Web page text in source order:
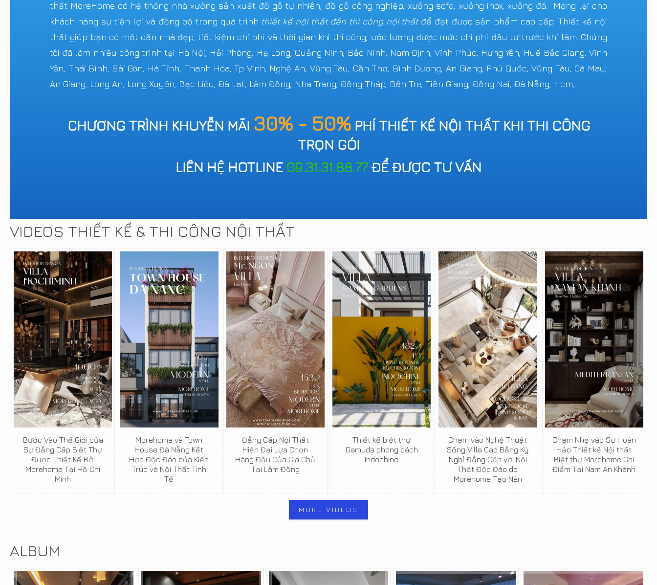
thất MoreHome có hệ thống nhà xưởng sản xuất đồ gỗ tự nhiên, đồ gỗ công nghiệp, xưởng sofa, xưởng inox, xưởng đá. Mang lại cho
khách hàng sự tiện lợi và đồng bộ trong quá trình thiết kế nội thất đến thi công nội thấtđể đạt được sản phẩm cao cấp. Thiết kế nội
thất giúp bạn có một căn nhà đẹp, tiết kiệm chi phí và thời gian khi thi công, ước lượng được mức chi phí đầu tư trước khi làm. Chúng
tôi đã làm nhiều công trình tại Hà Nội, Hải Phòng, Hạ Long, Quảng Ninh, Bắc Ninh, Nam Định, Vĩnh Phúc, Hưng Yên, Huế Bắc Giang, Vĩnh
Yên, Thái Bình, Sài Gòn, Hà Tĩnh, Thanh Hóa, Tp Vinh, Nghệ An, Vũng Tàu, Cần Thơ, Bình Dương, An Giang, Phú Quốc, Vũng Tàu, Cà Mau,
An Giang, Long An, Long Xuyên, Bạc Liêu, Đà Lạt, Lâm Đồng, Nha Trang, Đồng Tháp, Bến Tre, Tiền Giang, Đồng Nai, Đà Nẵng, Hcm,...
CHƯƠNG TRÌNH KHUYỄN MÃI 30% - 50%PHÍ THIẾT KẾ NỘI THẤT KHI THI CÔNG
TRỌN GÓI
LIÊN HỆ HOTLINE 09.31.31.88.77ĐỂ ĐƯỢC TƯ VẤN
VIDEOS THIẾT KẾ & THI CÔNG NỘI THẤT
Bước Vào Thế Giới của
Sự Đẳng Cấp Biệt Thự
Được Thiết Kế Bởi
Morehome Tại Hồ Chí
Minh
Morehome và Town
House Đà Nẵng Kết
Hợp Độc Đáo của Kiến
Trúc và Nội Thất Tinh
Tế
Đẳng Cấp Nội Thất
Hiện Đại Lựa Chọn
Hàng Đầu Của Gia Chủ
Tại Lâm Đồng
Thiết kế biệt thự
Gamuda phong cách
Indochine
Chạm vào Nghệ Thuật
Sống Villa Cao Bằng Kỳ
Nghỉ Đẳng Cấp với Nội
Thất Độc Đáo do
Morehome Tạo Nên
Chạm Nhẹ vào Sự Hoàn
Hảo Thiết kế Nội thất
Biệt thự Morehome Ghi
Điểm Tại Nam An Khánh
MORE VIDEOS
ALBUM